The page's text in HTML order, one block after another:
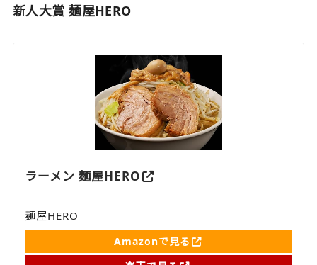
新人大賞 麺屋HERO
ラーメン 麺屋HERO
麺屋HERO
Amazonで見る